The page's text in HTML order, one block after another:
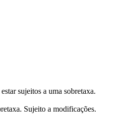
sujeitos a uma sobretaxa.
Sujeito a modificações.